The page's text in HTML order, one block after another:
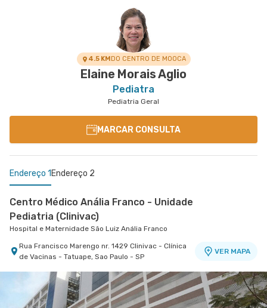
4.5 KMDO CENTRO DE MOOCA
Elaine Morais Aglio
Pediatra
Pediatria Geral
MARCAR CONSULTA
Endereço 1 Endereço 2
Centro Médico Anália Franco - Unidade
Pediatria (Clinivac)
Hospital e Maternidade São Luiz Anália Franco
Rua Francisco Marengo nr. 1429 Clinivac - Clínica
de Vacinas - Tatuape, Sao Paulo - SP
VER MAPA
Centro Médico São Luiz Jabaquara - Unidade
Pediátrica
Hospital São Luiz Jabaquara